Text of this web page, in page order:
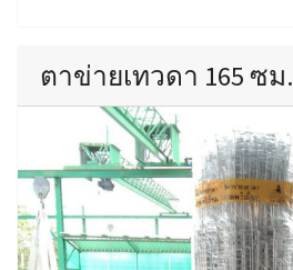
ตาข่ายเทวดา 165 ซม.